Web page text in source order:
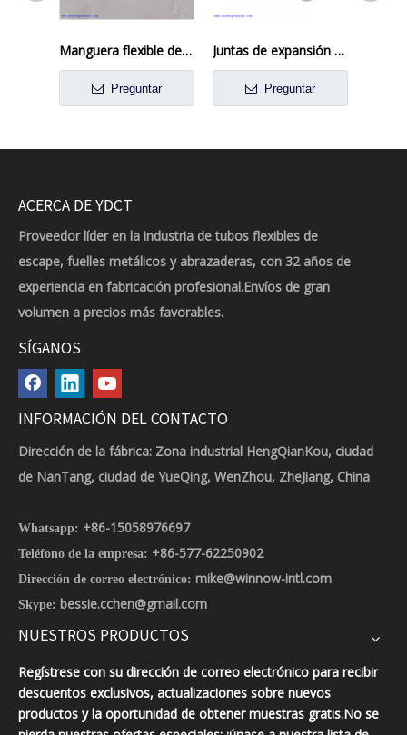
Manguera flexible de PTFE
Preguntar
Juntas de expansión de tuberías de vapor
Preguntar
ACERCA DE YDCT
Proveedor líder en la industria de tubos flexibles de
escape, fuelles metálicos y abrazaderas, con 32 años de
experiencia en fabricación profesional.Envíos de gran
volumen a precios más favorables.
SÍGANOS
INFORMACIÓN DEL CONTACTO
Dirección de la fábrica: Zona industrial HengQianKou, ciudad
de NanTang, ciudad de YueQing, WenZhou, ZheJiang, China
Whatsapp: +86-15058976697
Teléfono de la empresa: +86-577-62250902
Dirección de correo electrónico: mike@winnow-intl.com
Skype: bessie.cchen@gmail.com
NUESTROS PRODUCTOS
Regístrese con su dirección de correo electrónico para recibir
descuentos exclusivos, actualizaciones sobre nuevos
productos y la oportunidad de obtener muestras gratis.No se